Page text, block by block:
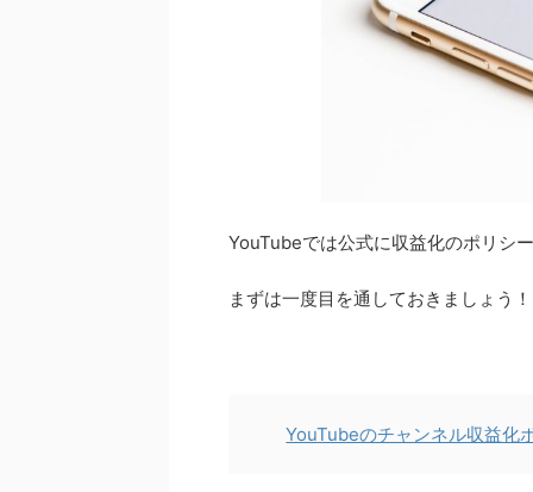
YouTubeでは公式に収益化のポリシ
まずは一度目を通しておきましょう！
YouTubeのチャンネル収益化